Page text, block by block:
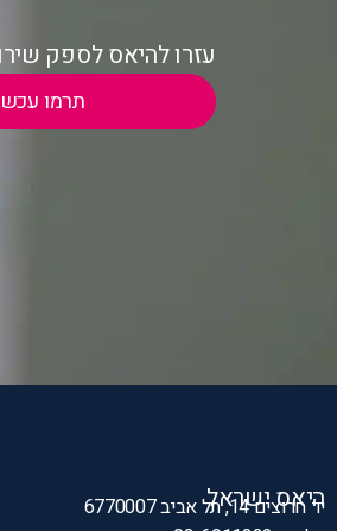
עזרו להיאס לספק
תרמו
היאס ישראל
יד חרוצים 14, תל אביב 6770007